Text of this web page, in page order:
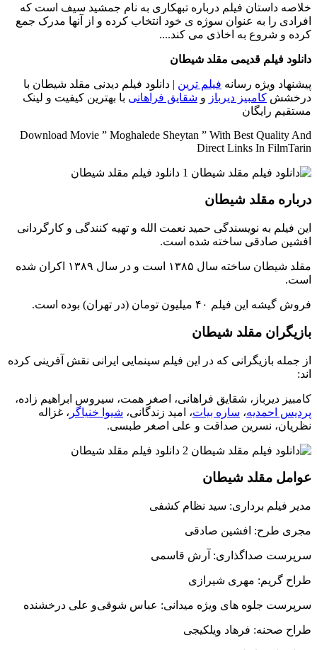
خلاصه داستان فیلم درباره تبهکاری به نام جمشید سیف است که
افرادی را به عنوان سوژه ی خود انتخاب کرده و از آنها مدرک جمع
کرده و شروع به اخاذی می کند....
دانلود فیلم قدیمی مقلد شیطان
پیشنهاد ویژه رسانه فیلم ترین | دانلود فیلم دیدنی مقلد شیطان با
درخشش کامبیز دیرباز و شقایق فراهانی با بهترین کیفیت و لینک
مستقیم رایگان
Download Movie ” Moghalede Sheytan ” With Best Quality And
Direct Links In FilmTarin
درباره مقلد شیطان
این فیلم به نویسندگی حمید نعمت الله و تهیه کنندگی و کارگردانی
افشین صادقی ساخته شده است.
مقلد شیطان ساخته سال ۱۳۸۵ است و در سال ۱۳۸۹ اکران شده
است.
فروش گیشه این فیلم ۴۰ میلیون تومان (در تهران) بوده است.
بازیگران مقلد شیطان
از جمله بازیگرانی که در این فیلم سینمایی ایرانی نقش آفرینی کرده
اند:
کامبیز دیرباز، شقایق فراهانی، اصغر همت، سیروس ابراهیم زاده،
پردیس احمدیه، ساره بیات، امید زندگانی، شیوا خنیاگر ، غزاله
نظریان، نسرین صداقت و علی اصغر طبسی.
عوامل مقلد شیطان
مدیر فیلم برداری: سید نظام کشفی
مجری طرح: افشین صادقی
سرپرست صداگذاری: آرش قاسمی
طراح گریم: مهری شیرازی
سرپرست جلوه های ویژه میدانی: عباس شوقی‌و علی درخشنده
طراح صحنه: فرهاد ویلکیجی